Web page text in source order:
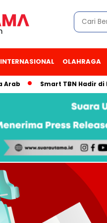
INTERNASIONAL OLAHRAGA
Smart TBN Hadir di Desa